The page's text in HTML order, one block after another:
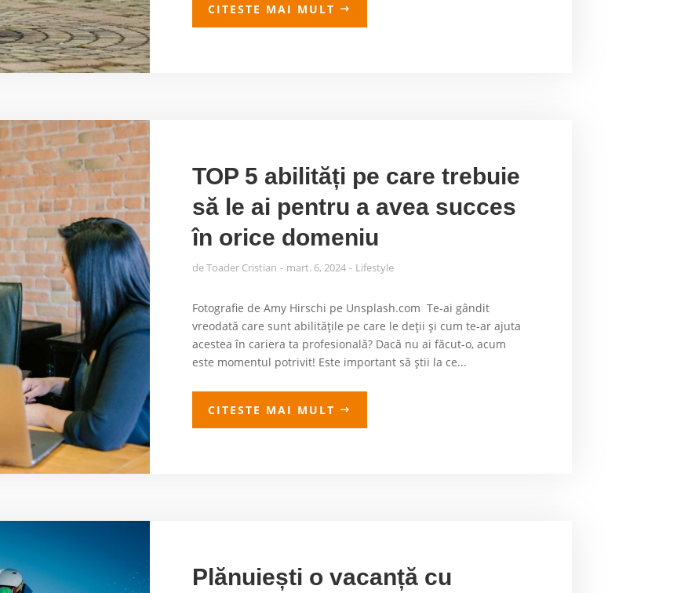
CITESTE MAI MULT
TOP 5 abilități pe care trebuie
să le ai pentru a avea succes
în orice domeniu
deToader Cristian mart. 6, 2024 Lifestyle
Fotografie de Amy Hirschi pe Unsplash.com Te-ai gândit
vreodată care sunt abilitățile pe care le deții și cum te-ar ajuta
acestea în cariera ta profesională? Dacă nu ai făcut-o, acum
este momentul potrivit! Este important să știi la ce...
CITESTE MAI MULT
Plănuiești o vacanță cu